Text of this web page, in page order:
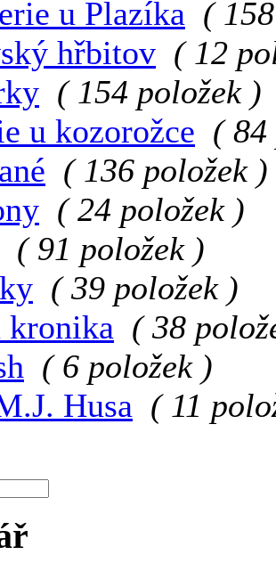
u Plazíka (
hřbitov ( 12
( 154 položek )
u kozorožce ( 84
( 136 položek )
( 24 položek )
( 91 položek )
( 39 položek )
kronika ( 38
( 6 položek )
Husa ( 11